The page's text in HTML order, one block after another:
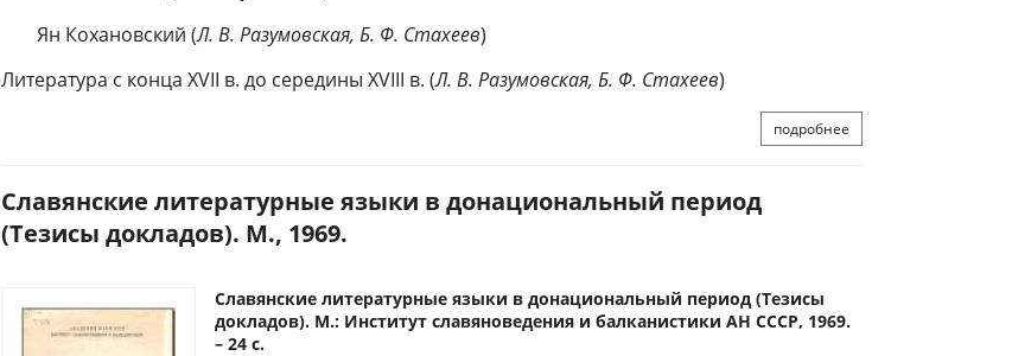
Ян Кохановский (Л. В. Разумовская, Б. Ф. Стахеев)
Литература с конца XVII в. до середины XVIII в. (Л. В. Разумовская, Б. Ф. Стахеев)
подробнее
Славянские литературные языки в донациональный период
(Тезисы докладов). М., 1969.
Славянские литературные языки в донациональный период (Тезисы
докладов). М.: Институт славяноведения и балканистики АН СССР, 1969.
– 24 c.